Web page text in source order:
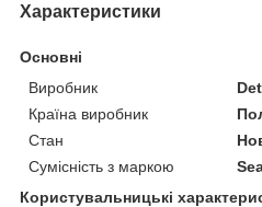
Характеристики
Основні
Виробник
Країна виробник
Стан
Сумісність з маркою
Користувальницькі